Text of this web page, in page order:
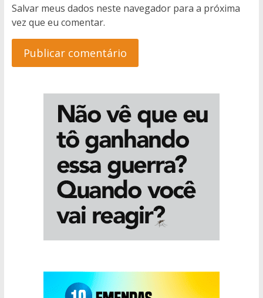
Salvar meus dados neste navegador para a próxima
vez que eu comentar.